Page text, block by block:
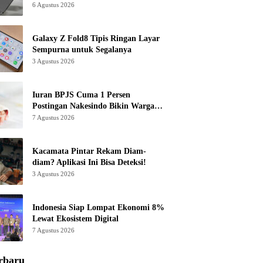
6 Agustus 2026
Galaxy Z Fold8 Tipis Ringan Layar
Sempurna untuk Segalanya
3 Agustus 2026
Iuran BPJS Cuma 1 Persen
Postingan Nakesindo Bikin Warganet
Murka
7 Agustus 2026
Kacamata Pintar Rekam Diam-
diam? Aplikasi Ini Bisa Deteksi!
3 Agustus 2026
Indonesia Siap Lompat Ekonomi 8%
Lewat Ekosistem Digital
7 Agustus 2026